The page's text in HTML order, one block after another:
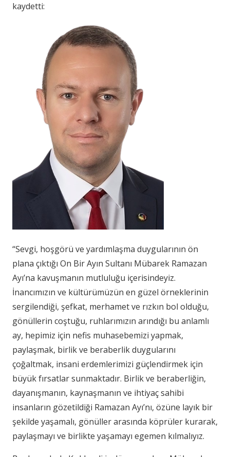
kaydetti:
“Sevgi, hoşgörü ve yardımlaşma duygularının ön
plana çıktığı On Bir Ayın Sultanı Mübarek Ramazan
Ayı’na kavuşmanın mutluluğu içerisindeyiz.
İnancımızın ve kültürümüzün en güzel örneklerinin
sergilendiği, şefkat, merhamet ve rızkın bol olduğu,
gönüllerin coştuğu, ruhlarımızın arındığı bu anlamlı
ay, hepimiz için nefis muhasebemizi yapmak,
paylaşmak, birlik ve beraberlik duygularını
çoğaltmak, insani erdemlerimizi güçlendirmek için
büyük fırsatlar sunmaktadır. Birlik ve beraberliğin,
dayanışmanın, kaynaşmanın ve ihtiyaç sahibi
insanların gözetildiği Ramazan Ayı’nı, özüne layık bir
şekilde yaşamalı, gönüller arasında köprüler kurarak,
paylaşmayı ve birlikte yaşamayı egemen kılmalıyız.